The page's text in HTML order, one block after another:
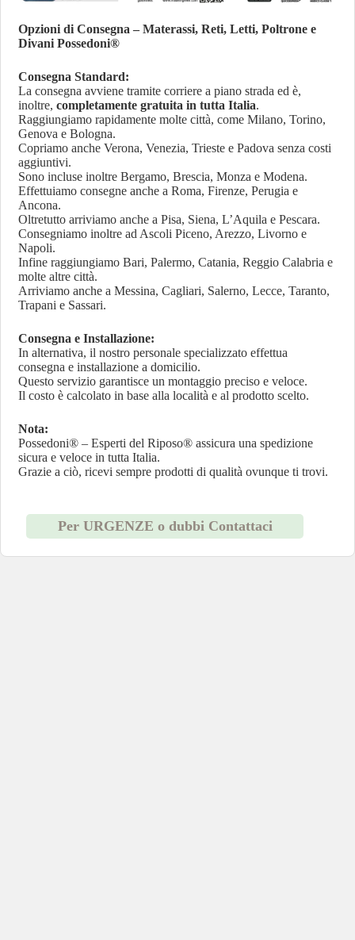
Opzioni di Consegna – Materassi, Reti, Letti, Poltrone e
Divani Possedoni®
Consegna Standard:
La consegna avviene tramite corriere a piano strada ed è,
inoltre,completamente gratuita in tutta Italia.
Raggiungiamo rapidamente molte città, come Milano, Torino,
Genova e Bologna.
Copriamo anche Verona, Venezia, Trieste e Padova senza costi
aggiuntivi.
Sono incluse inoltre Bergamo, Brescia, Monza e Modena.
Effettuiamo consegne anche a Roma, Firenze, Perugia e
Ancona.
Oltretutto arriviamo anche a Pisa, Siena, L’Aquila e Pescara.
Consegniamo inoltre ad Ascoli Piceno, Arezzo, Livorno e
Napoli.
Infine raggiungiamo Bari, Palermo, Catania, Reggio Calabria e
molte altre città.
Arriviamo anche a Messina, Cagliari, Salerno, Lecce, Taranto,
Trapani e Sassari.
Consegna e Installazione:
In alternativa, il nostro personale specializzato effettua
consegna e installazione a domicilio.
Questo servizio garantisce un montaggio preciso e veloce.
Il costo è calcolato in base alla località e al prodotto scelto.
Nota:
Possedoni® – Esperti del Riposo® assicura una spedizione
sicura e veloce in tutta Italia.
Grazie a ciò, ricevi sempre prodotti di qualità ovunque ti trovi.
Per URGENZE o dubbi Contattaci